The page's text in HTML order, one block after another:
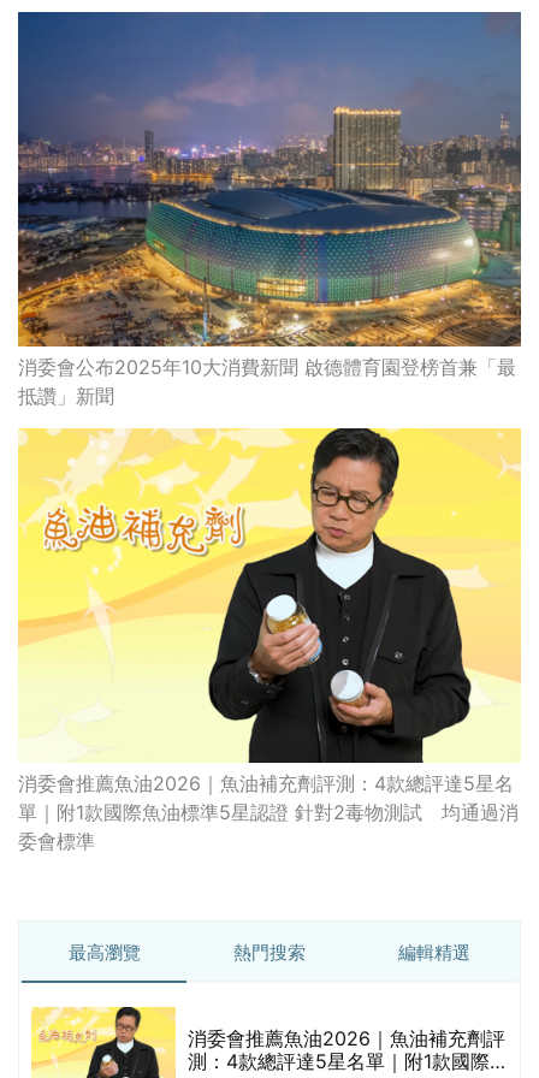
消委會公布2025年10大消費新聞 啟德體育園登榜首兼「最
抵讚」新聞
消委會推薦魚油2026｜魚油補充劑評測：4款總評達5星名
單｜附1款國際魚油標準5星認證 針對2毒物測試 均通過消
委會標準
最高瀏覽 熱門搜索 編輯精選
消委會推薦魚油2026｜魚油補充劑評
測：4款總評達5星名單｜附1款國際